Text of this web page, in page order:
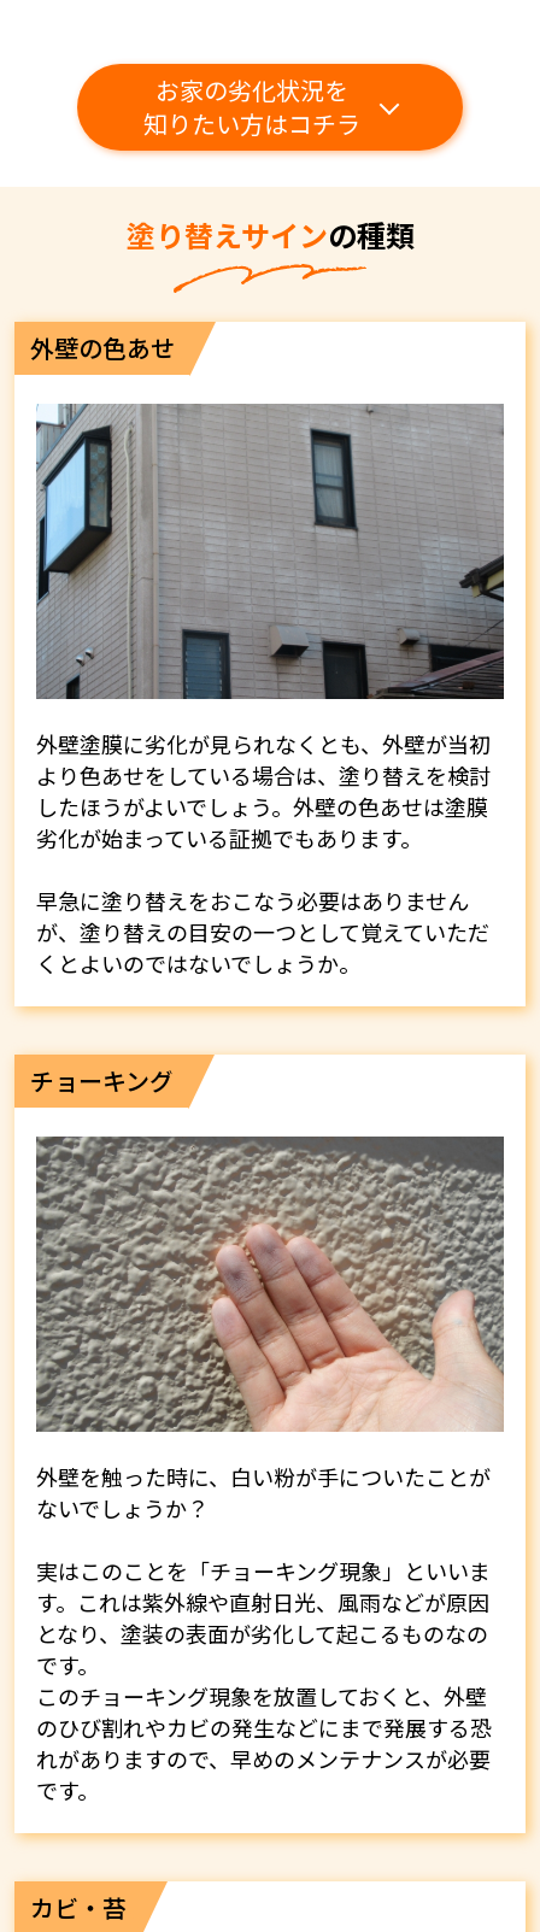
お家の劣化状況を
知りたい方はコチラ
塗り替えサインの種類
外壁の色あせ
外壁塗膜に劣化が見られなくとも、外壁が当初
より色あせをしている場合は、塗り替えを検討
したほうがよいでしょう。外壁の色あせは塗膜
劣化が始まっている証拠でもあります。
早急に塗り替えをおこなう必要はありません
が、塗り替えの目安の一つとして覚えていただ
くとよいのではないでしょうか。
チョーキング
外壁を触った時に、白い粉が手についたことが
ないでしょうか？
実はこのことを「チョーキング現象」といいま
す。これは紫外線や直射日光、風雨などが原因
となり、塗装の表面が劣化して起こるものなの
です。
このチョーキング現象を放置しておくと、外壁
のひび割れやカビの発生などにまで発展する恐
れがありますので、早めのメンテナンスが必要
です。
カビ・苔